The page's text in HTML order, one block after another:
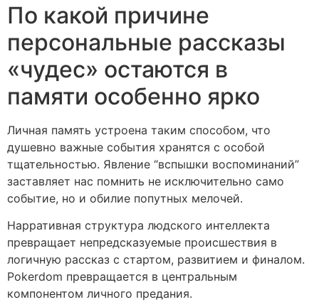
По какой причине
персональные рассказы
«чудес» остаются в
памяти особенно ярко
Личная память устроена таким способом, что
душевно важные события хранятся с особой
тщательностью. Явление “вспышки воспоминаний”
заставляет нас помнить не исключительно само
событие, но и обилие попутных мелочей.
Нарративная структура людского интеллекта
превращает непредсказуемые происшествия в
логичную рассказ с стартом, развитием и финалом.
Pokerdom превращается в центральным
компонентом личного предания.